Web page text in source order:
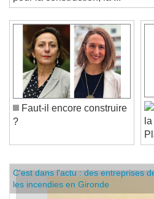
pour la construction, la ...
la
C'est dans l'actu : des entreprises
les incendies en Gironde